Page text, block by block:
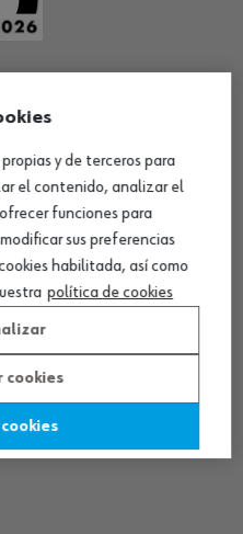
y de terceros para
el contenido, analizar el
funciones para
sus preferencias
habilitada, así como
política de cookies
cookies